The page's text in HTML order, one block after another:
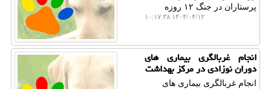
پرستاران در جنگ ۱۲ روزه
۱۴۰۴/۰۴/۱۲ ۱۰:۱۷:۳۸
انجام غربالگری بیماری های
دوران نوزادی در مرکز بهداشت
انجام غربالگری بیماری های